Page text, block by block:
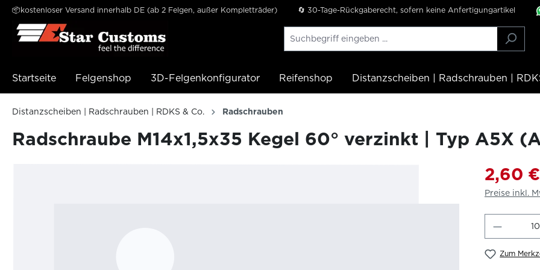
springen Zur Hauptnavigation springen
📦kostenloser Versand innerhalb DE (ab 2 Felgen, außer Kompletträder) 🔄 30-Tage-Rückgaberecht, sofern keine Anfertigungartikel
Startseite Felgenshop 3D-Felgenkonfigurator Reifenshop Distanzscheiben | Radschrauben |
Distanzscheiben | Radschrauben | RDKS & Co. Radschrauben
Radschraube M14x1,5x35 Kegel 60° verzinkt | Typ A5X
2,60 €
Preise inkl.
Zum